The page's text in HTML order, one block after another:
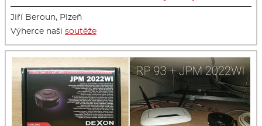
Jiří Beroun, Plzeň
Výherce naši soutěže